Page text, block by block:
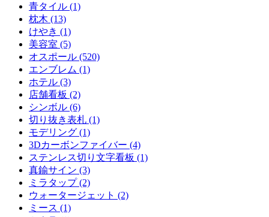
青タイル (1)
枕木 (13)
けやき (1)
美容室 (5)
オスポール (520)
エンブレム (1)
ホテル (3)
店舗看板 (2)
シンボル (6)
切り抜き表札 (1)
モデリング (1)
3Dカーボンファイバー (4)
ステンレス切り文字看板 (1)
真鍮サイン (3)
ミラタップ (2)
ウォータージェット (2)
ミース (1)